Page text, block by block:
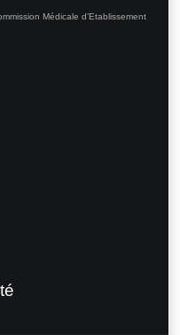
Médicale d’Etablissement